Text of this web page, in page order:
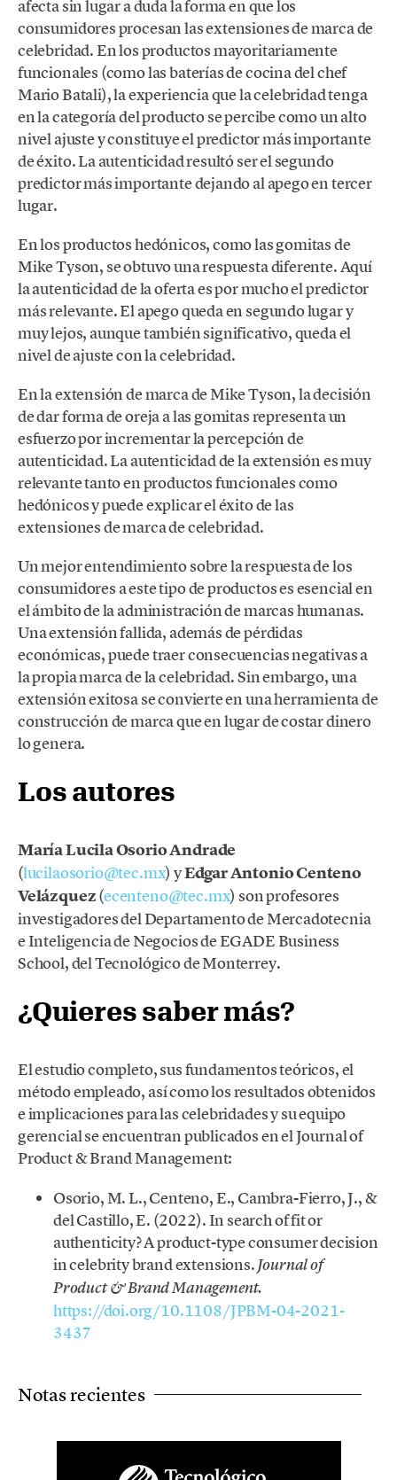
afecta sin lugar a duda la forma en que los
consumidores procesan las extensiones de marca de
celebridad. En los productos mayoritariamente
funcionales (como las baterías de cocina del chef
Mario Batali), la experiencia que la celebridad tenga
en la categoría del producto se percibe como un alto
nivel ajuste y constituye el predictor más importante
de éxito. La autenticidad resultó ser el segundo
predictor más importante dejando al apego en tercer
lugar.
En los productos hedónicos, como las gomitas de
Mike Tyson, se obtuvo una respuesta diferente. Aquí
la autenticidad de la oferta es por mucho el predictor
más relevante. El apego queda en segundo lugar y
muy lejos, aunque también significativo, queda el
nivel de ajuste con la celebridad.
En la extensión de marca de Mike Tyson, la decisión
de dar forma de oreja a las gomitas representa un
esfuerzo por incrementar la percepción de
autenticidad. La autenticidad de la extensión es muy
relevante tanto en productos funcionales como
hedónicos y puede explicar el éxito de las
extensiones de marca de celebridad.
Un mejor entendimiento sobre la respuesta de los
consumidores a este tipo de productos es esencial en
el ámbito de la administración de marcas humanas.
Una extensión fallida, además de pérdidas
económicas, puede traer consecuencias negativas a
la propia marca de la celebridad. Sin embargo, una
extensión exitosa se convierte en una herramienta de
construcción de marca que en lugar de costar dinero
lo genera.
Los autores
María Lucila Osorio Andrade
(lucilaosorio@tec.mx) yEdgar Antonio Centeno
Velázquez(ecenteno@tec.mx) son profesores
investigadores del Departamento de Mercadotecnia
e Inteligencia de Negocios de EGADE Business
School, del Tecnológico de Monterrey.
¿Quieres saber más?
El estudio completo, sus fundamentos teóricos, el
método empleado, así como los resultados obtenidos
e implicaciones para las celebridades y su equipo
gerencial se encuentran publicados en el Journal of
Product & Brand Management:
Osorio, M. L., Centeno, E., Cambra-Fierro, J., &
del Castillo, E. (2022). In search of fit or
authenticity? A product-type consumer decision
in celebrity brand extensions.Journal of
Product & Brand Management.
https://doi.org/10.1108/JPBM-04-2021-
3437
Notas recientes